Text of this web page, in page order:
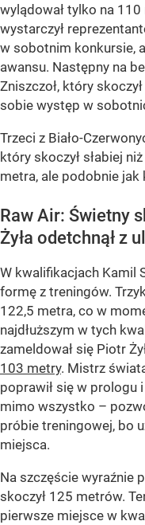
wylądował tylko na
wystarczył
w sobotnim konkursie,
awansu. Następny na
Zniszczoł, który
sobie występ w
Trzeci z Biało-
który skoczył słabiej
metra, ale podobnie jak
Raw Air: Świetny
Żyła odetchnął z
W kwalifikacjach Kamil
formę z treningów.
122,5 metra, co w
najdłuższym w tych
zameldował się Piotr
103 metry. Mistrz
poprawił się w prologu
mimo wszystko –
próbie treningowej, bo
miejsca.
Na szczęście wyraźnie
skoczył 125 metrów.
pierwsze miejsce w